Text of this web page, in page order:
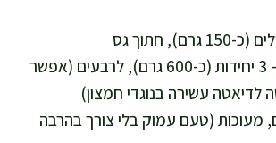
תפוחי אדמה – 3 יחידות (כ-600 גרם), לרבעים (אפשר
לדיאטה עשירה בנוגדי חמצון)
שיניים, מעוכות (טעם עמוק בלי צורך בהרבה